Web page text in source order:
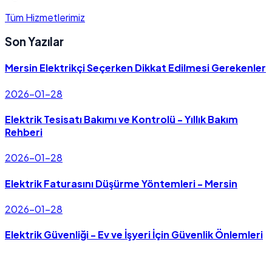
Tüm Hizmetlerimiz
Son Yazılar
Mersin Elektrikçi Seçerken Dikkat Edilmesi Gerekenler
2026-01-28
Elektrik Tesisatı Bakımı ve Kontrolü - Yıllık Bakım
Rehberi
2026-01-28
Elektrik Faturasını Düşürme Yöntemleri - Mersin
2026-01-28
Elektrik Güvenliği - Ev ve İşyeri İçin Güvenlik Önlemleri